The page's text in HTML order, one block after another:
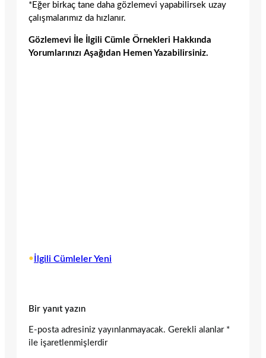
*Eğer birkaç tane daha gözlemevi yapabilirsek uzay
çalışmalarımız da hızlanır.
Gözlemevi İle İlgili Cümle Örnekleri Hakkında
Yorumlarınızı Aşağıdan Hemen Yazabilirsiniz.
• İlgili Cümleler Yeni
Bir yanıt yazın
E-posta adresiniz yayınlanmayacak. Gerekli alanlar *
ile işaretlenmişlerdir